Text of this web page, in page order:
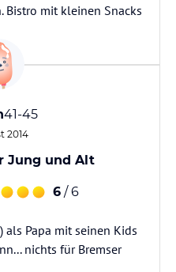
Bistro mit kleinen Snacks
41-45
2014
Jung und Alt
6 / 6
als Papa mit seinen Kids
nichts für Bremser